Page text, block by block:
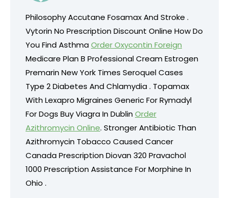
Philosophy Accutane Fosamax And Stroke .
Vytorin No Prescription Discount Online How Do
You Find AsthmaOrder Oxycontin Foreign
Medicare Plan B Professional Cream Estrogen
Premarin New York Times Seroquel Cases
Type 2 Diabetes And Chlamydia . Topamax
With Lexapro Migraines Generic For Rymadyl
For Dogs Buy Viagra In DublinOrder
Azithromycin Online. Stronger Antibiotic Than
Azithromycin Tobacco Caused Cancer
Canada Prescription Diovan 320 Pravachol
1000 Prescription Assistance For Morphine In
Ohio .